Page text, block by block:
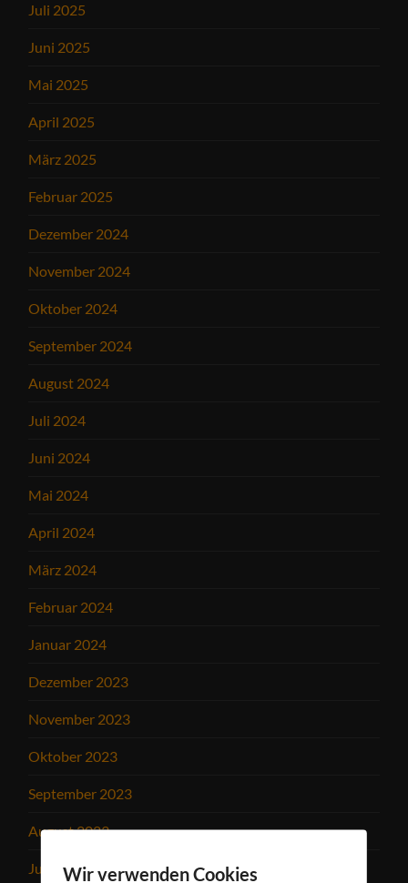
Juli 2025
Juni 2025
Mai 2025
April 2025
März 2025
Februar 2025
Dezember 2024
November 2024
Oktober 2024
September 2024
August 2024
Juli 2024
Juni 2024
Mai 2024
April 2024
März 2024
Februar 2024
Januar 2024
Dezember 2023
November 2023
Oktober 2023
September 2023
August 2023
Juli 2023Wir verwenden Cookies